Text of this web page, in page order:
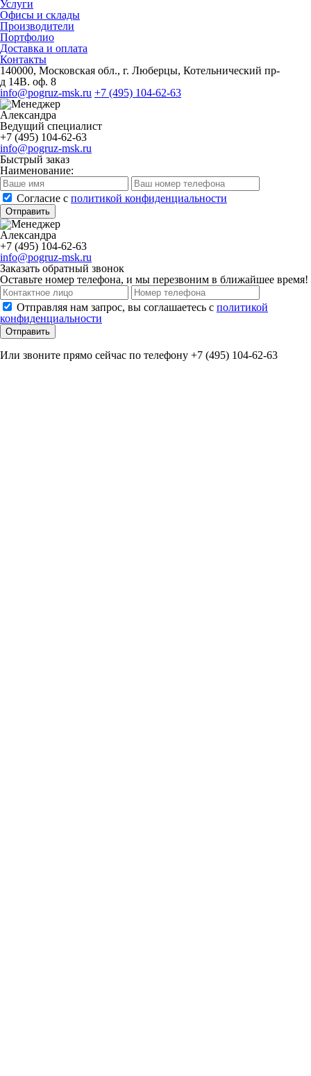
Услуги
Офисы и склады
Производители
Портфолио
Доставка и оплата
Контакты
140000, Московская обл., г. Люберцы, Котельнический пр-
д 14В. оф. 8
info@pogruz-msk.ru +7 (495) 104-62-63
Александра
Ведущий специалист
+7 (495) 104-62-63
info@pogruz-msk.ru
Быстрый заказ
Наименование:
Cогласие с политикой конфиденциальности
Отправить
Александра
+7 (495) 104-62-63
info@pogruz-msk.ru
Заказать обратный звонок
Оставьте номер телефона, и мы перезвоним в ближайшее время!
Отправляя нам запрос, вы соглашаетесь с политикой
конфиденциальности
Отправить
Или звоните прямо сейчас по телефону +7 (495) 104-62-63